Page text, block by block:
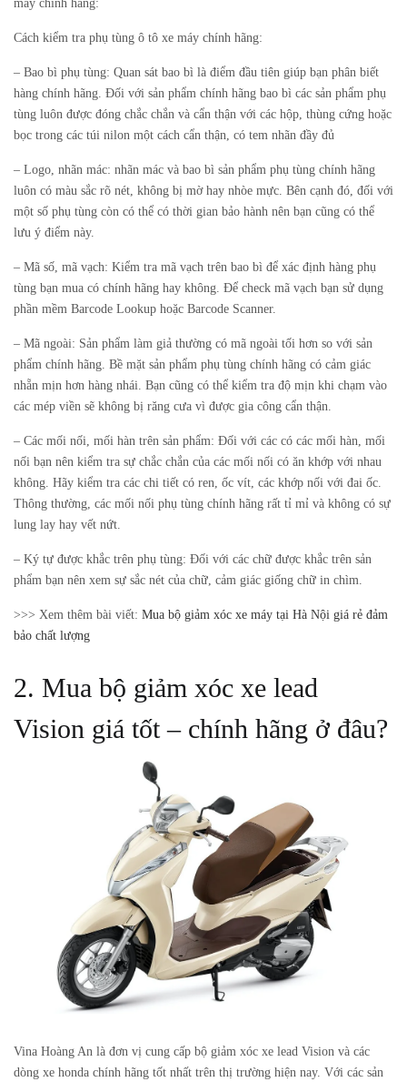
máy chính hãng:
Cách kiểm tra phụ tùng ô tô xe máy chính hãng:
– Bao bì phụ tùng: Quan sát bao bì là điểm đầu tiên giúp bạn phân biết
hàng chính hãng. Đối với sản phẩm chính hãng bao bì các sản phẩm phụ
tùng luôn được đóng chắc chắn và cẩn thận với các hộp, thùng cứng hoặc
bọc trong các túi nilon một cách cẩn thận, có tem nhãn đầy đủ
– Logo, nhãn mác: nhãn mác và bao bì sản phẩm phụ tùng chính hãng
luôn có màu sắc rõ nét, không bị mờ hay nhòe mực. Bên cạnh đó, đối với
một số phụ tùng còn có thể có thời gian bảo hành nên bạn cũng có thể
lưu ý điểm này.
– Mã số, mã vạch: Kiểm tra mã vạch trên bao bì để xác định hàng phụ
tùng bạn mua có chính hãng hay không. Để check mã vạch bạn sử dụng
phần mềm Barcode Lookup hoặc Barcode Scanner.
– Mã ngoài: Sản phẩm làm giả thường có mã ngoài tối hơn so với sản
phẩm chính hãng. Bề mặt sản phẩm phụ tùng chính hãng có cảm giác
nhẵn mịn hơn hàng nhái. Bạn cũng có thể kiểm tra độ mịn khi chạm vào
các mép viền sẽ không bị răng cưa vì được gia công cẩn thận.
– Các mối nối, mối hàn trên sản phẩm: Đối với các có các mối hàn, mối
nối bạn nên kiểm tra sự chắc chắn của các mối nối có ăn khớp với nhau
không. Hãy kiểm tra các chi tiết có ren, ốc vít, các khớp nối với đai ốc.
Thông thường, các mối nối phụ tùng chính hãng rất tỉ mỉ và không có sự
lung lay hay vết nứt.
– Ký tự được khắc trên phụ tùng: Đối với các chữ được khắc trên sản
phẩm bạn nên xem sự sắc nét của chữ, cảm giác giống chữ in chìm.
>>> Xem thêm bài viết: Mua bộ giảm xóc xe máy tại Hà Nội giá rẻ đảm
bảo chất lượng
2. Mua bộ giảm xóc xe lead
Vision giá tốt – chính hãng ở đâu?
Vina Hoàng An là đơn vị cung cấp bộ giảm xóc xe lead Vision và các
dòng xe honda chính hãng tốt nhất trên thị trường hiện nay. Với các sản